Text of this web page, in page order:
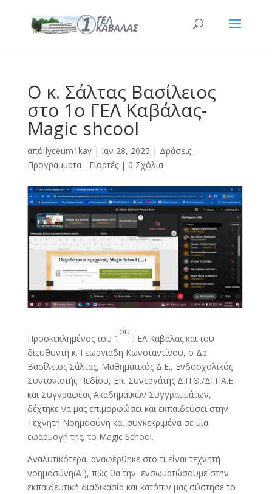
Ο κ. Σάλτας Βασίλειος
στο 1ο ΓΕΛ Καβάλας-
Magic shcool
από lyceum1kav| Ιαν 28, 2025 | Δράσεις -
Προγράμματα - Γιορτές| 0 Σχόλια
Προσκεκλημένος του 1
ου
ΓΕΛ Καβάλας και του
διευθυντή κ. Γεωργιάδη Κωνσταντίνου, ο Δρ.
Βασίλειος Σάλτας, Μαθηματικός Δ.Ε., Ενδοσχολικός
Συντονιστής Πεδίου, Επ. Συνεργάτης Δ.Π.Θ./ΔΙ.ΠΑ.Ε.
και Συγγραφέας Ακαδημαϊκών Συγγραμμάτων,
δέχτηκε να μας επιμορφώσει και εκπαιδεύσει στην
Τεχνητή Νοημοσύνη και συγκεκριμένα σε μια
εφαρμογή της, το Magic School.
Αναλυτικότερα, αναφέρθηκε στο τι είναι τεχνητή
νοημοσύνη(AI), πώς θα την ενσωματώσουμε στην
εκπαιδευτική διαδικασία και κατόπιν μας σύστησε το